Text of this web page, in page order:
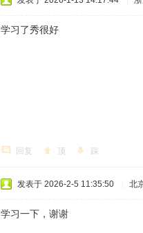
学习了秀很好
回复 顶 踩
发表于 2026-2-5 11:35:50 北
学习一下，谢谢